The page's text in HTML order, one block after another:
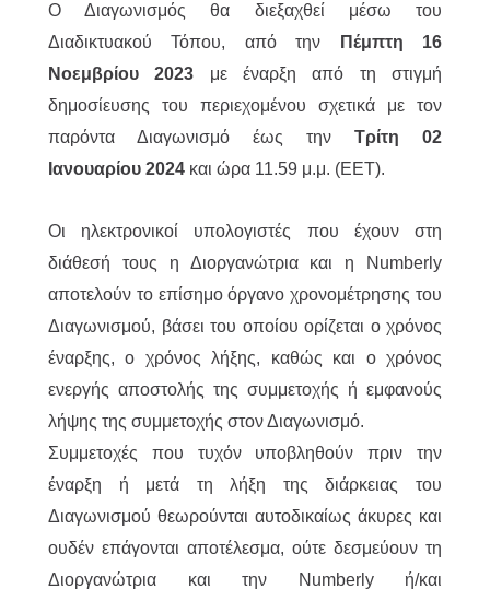
Ο Διαγωνισμός θα διεξαχθεί μέσω του
Διαδικτυακού Τόπου, από την
Πέμπτη 16
Νοεμβρίου 2023 με έναρξη από τη στιγμή
δημοσίευσης του περιεχομένου σχετικά με τον
παρόντα Διαγωνισμό έως την Τρίτη 02
Ιανουαρίου 2024 και ώρα 11.59 μ.μ. (EET).
Οι ηλεκτρονικοί υπολογιστές που έχουν στη
διάθεσή τους η Διοργανώτρια και η Numberly
αποτελούν το επίσημο όργανο χρονομέτρησης του
Διαγωνισμού, βάσει του οποίου ορίζεται ο χρόνος
έναρξης, ο χρόνος λήξης, καθώς και ο χρόνος
ενεργής αποστολής της συμμετοχής ή εμφανούς
λήψης της συμμετοχής στον Διαγωνισμό.
Συμμετοχές που τυχόν υποβληθούν πριν την
έναρξη ή μετά τη λήξη της διάρκειας του
Διαγωνισμού θεωρούνται αυτοδικαίως άκυρες και
ουδέν επάγονται αποτέλεσμα, ούτε δεσμεύουν τη
Διοργανώτρια και την Numberly ή/και